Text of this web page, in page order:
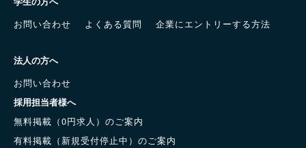
お問い合わせ
よくある質問 企業にエントリーする方法
法人の方へ
お問い合わせ
採用担当者様へ
無料掲載（0円求人）のご案内
有料掲載（新規受付停止中）のご案内